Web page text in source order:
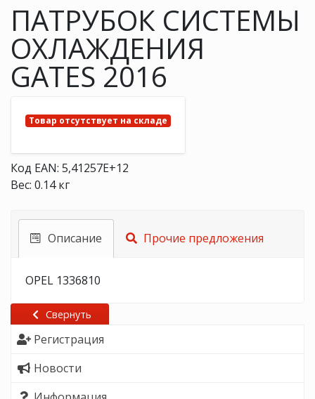
Свернуть
Регистрация
Новости
ПАТРУБОК СИСТЕМЫ
ОХЛАЖДЕНИЯ
GATES 2016
Товар отсутствует на складе
Код EAN: 5,41257E+12
Вес: 0.14 кг
Описание Прочие предложения
OPEL 1336810